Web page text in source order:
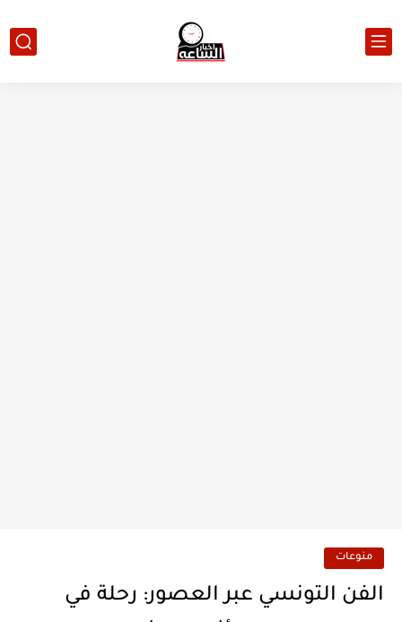
منوعات
الفن التونسي عبر العصور: رحلة في